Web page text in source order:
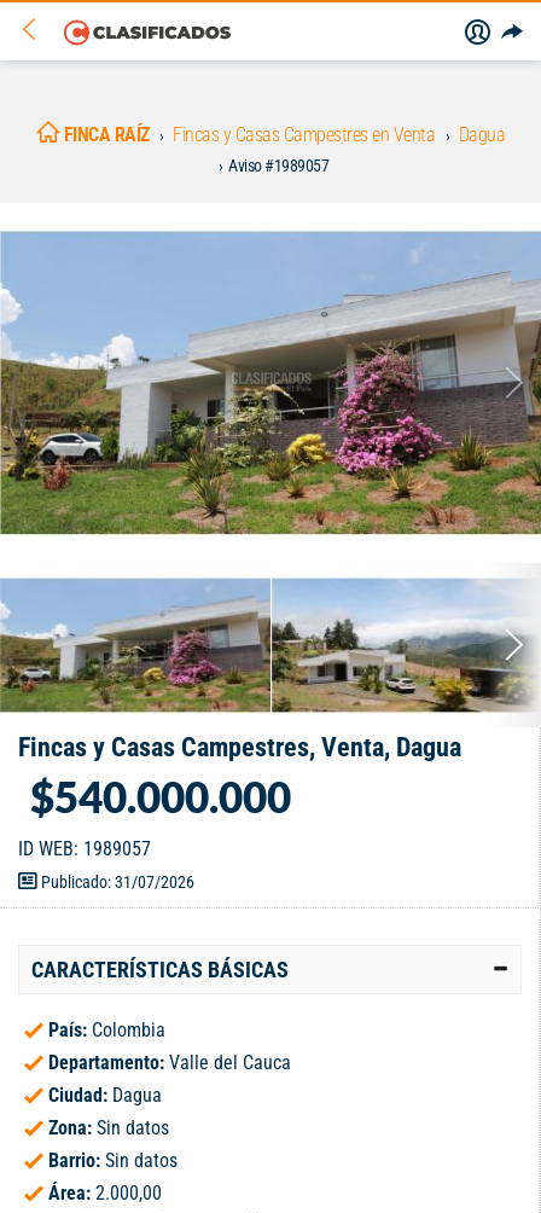
FINCA RAÍZ Fincas y Casas Campestres en Venta Dagua
Aviso #1989057
Fincas y Casas Campestres, Venta, Dagua
$540.000.000
ID WEB: 1989057
Publicado: 31/07/2026
CARACTERÍSTICAS BÁSICAS
País: Colombia
Departamento: Valle del Cauca
Ciudad: Dagua
Zona: Sin datos
Barrio: Sin datos
Área: 2.000,00